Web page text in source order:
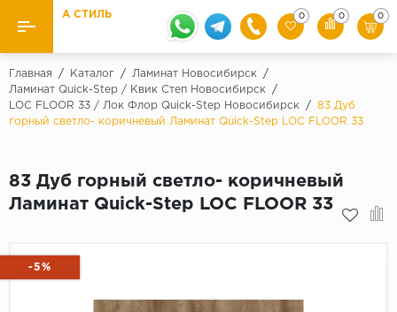
Назад
Ламинат Бренды
Quick Step
Ковролин и ковровая плитка
Линолеум
А СТИЛЬ 0 0 0
Главная / Каталог / Ламинат Новосибирск
/
Ламинат Quick-Step / Квик Степ Новосибирск
/
LOC FLOOR 33 / Лок Флор Quick-Step Новосибирск
/
83 Дуб
горный светло- коричневый Ламинат Quick-Step LOC FLOOR 33
83 Дуб горный светло- коричневый
Ламинат Quick-Step LOC FLOOR 33
-5%